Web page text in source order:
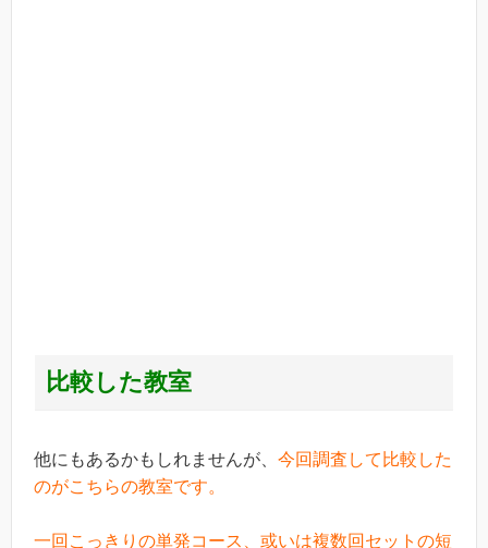
比較した教室
他にもあるかもしれませんが、 今回調査して比較した
のがこちらの教室です。
一回こっきりの単発コース、或いは複数回セットの短